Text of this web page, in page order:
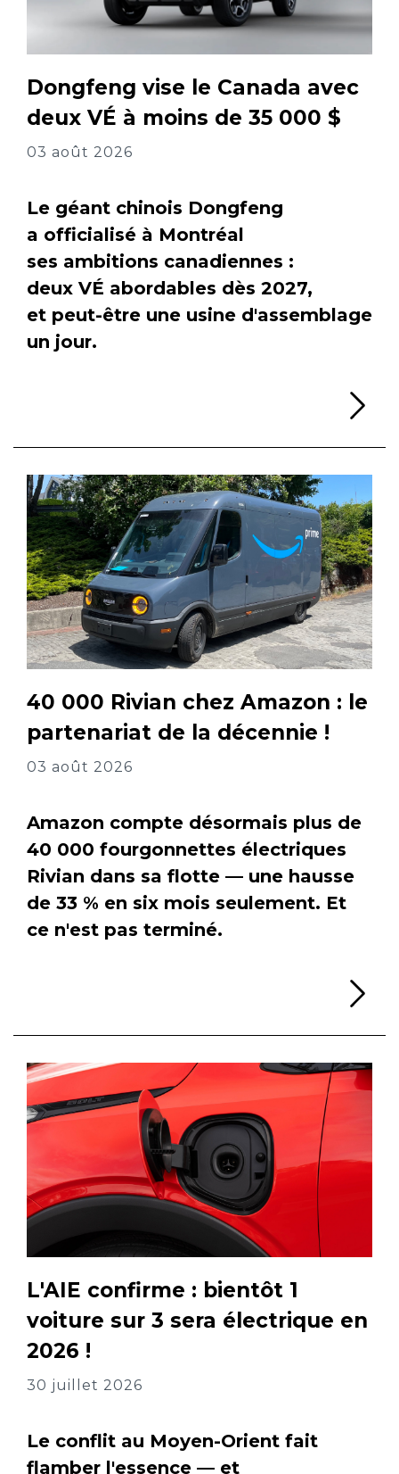
Dongfeng vise le Canada avec
deux VÉ à moins de 35 000 $
03 août 2026
Le géant chinois Dongfeng
a officialisé à Montréal
ses ambitions canadiennes :
deux VÉ abordables dès 2027,
et peut-être une usine d'assemblage
un jour.
40 000 Rivian chez Amazon : le
partenariat de la décennie !
03 août 2026
Amazon compte désormais plus de
40 000 fourgonnettes électriques
Rivian dans sa flotte — une hausse
de 33 % en six mois seulement. Et
ce n'est pas terminé.
L'AIE confirme : bientôt 1
voiture sur 3 sera électrique en
2026 !
30 juillet 2026
Le conflit au Moyen-Orient fait
flamber l'essence — et